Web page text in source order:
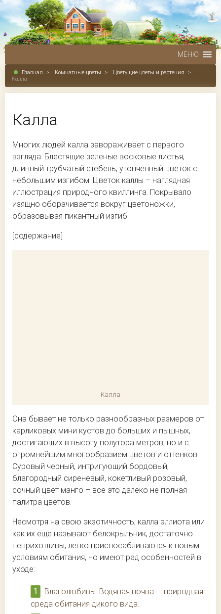
МЕНЮ
Главная > Комнатные цветы > Цветущие цветы и растения
>
Калла
Калла
Многих людей калла завораживает с первого
взгляда. Блестящие зеленые восковые листья,
длинный трубчатый стебель, утонченный цветок с
небольшим изгибом. Цветок каллы – наглядная
иллюстрация природного квиллинга. Покрывало
изящно оборачивается вокруг цветоножки,
образовывая пикантный изгиб.
[содержание]
Калла
Она бывает не только разнообразных размеров от
карликовых мини кустов до больших и пышных,
достигающих в высоту полутора метров, но и с
огромнейшим многообразием цветов и оттенков.
Суровый черный, интригующий бордовый,
благородный сиреневый, кокетливый розовый,
сочный цвет манго – все это далеко не полная
палитра цветов.
Несмотря на свою экзотичность, калла эллиота или
как их еще называют белокрыльник, достаточно
неприхотливы, легко приспосабливаются к новым
условиям обитания, но имеют рад особенностей в
уходе:
Влаголюбивы. Водяная почва — природная
среда обитания дикого вида.